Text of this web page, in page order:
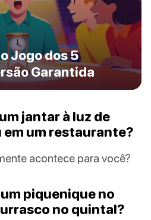
Jogo dos 5
Garantida
jantar à luz de
em um restaurante?
acontece para você?
piquenique no
no quintal?